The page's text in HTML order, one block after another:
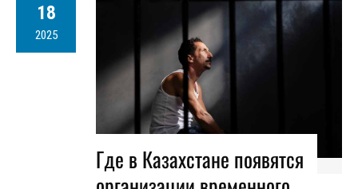
18
2025
Где в Казахстане появятся